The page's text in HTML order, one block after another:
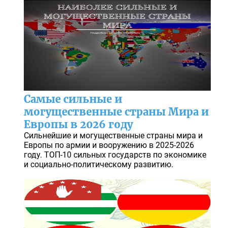
Самые сильные и
могущественные страны Мира и
Европы в 2026 году
Сильнейшие и могущественные страны мира и
Европы по армии и вооружению в 2025-2026
году. ТОП-10 сильных государств по экономике
и социально-политическому развитию.